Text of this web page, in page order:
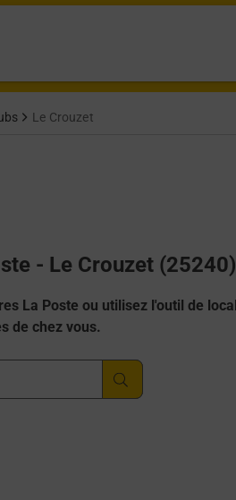
Le Crouzet
- Le Crouzet (25240)
La Poste ou utilisez l'outil de
de chez vous.